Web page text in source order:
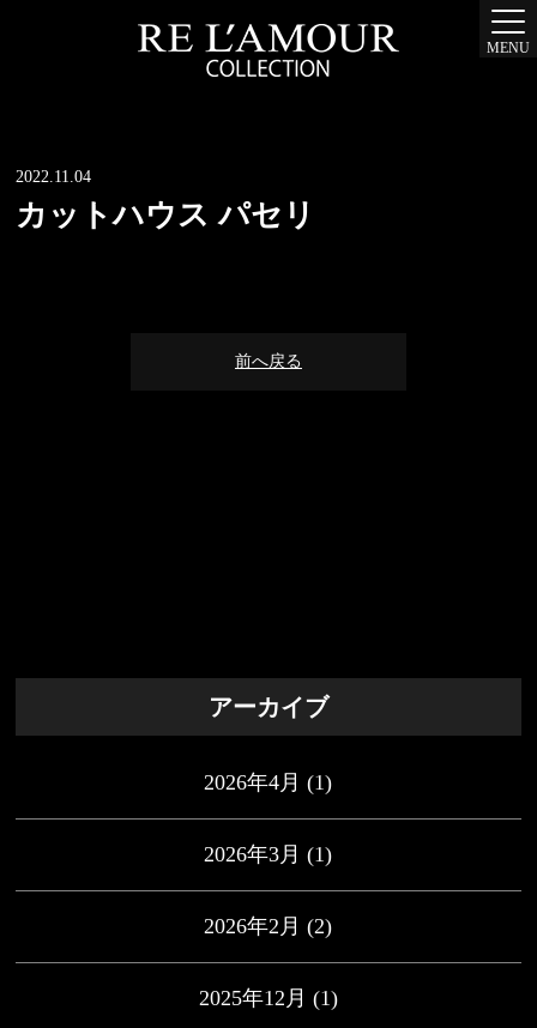
MENU
2022.11.04
カットハウス パセリ
前へ戻る
アーカイブ
2026年4月 (1)
2026年3月 (1)
2026年2月 (2)
2025年12月 (1)